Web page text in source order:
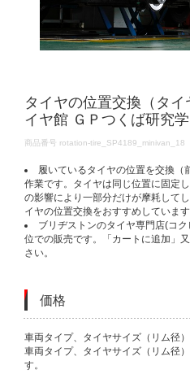
タイヤの位置交換（タ
イヤ館 ＧＰつくば研究
DETAILS
商品番号 rotation-tire_SP4189_minivan_18
履いているタイヤの位置を交換（
作業です。タイヤは同じ位置に固定
の影響により一部分だけが摩耗して
イヤの位置交換をおすすめしています
ブリヂストンのタイヤ専門店(コ
位での販売です。「カートに追加」
さい。
価格
VARIATIONS
車両タイプ、タイヤサイズ（リム径
車両タイプ、タイヤサイズ（リム径
す。